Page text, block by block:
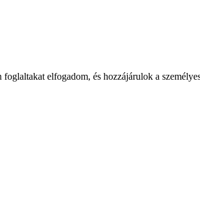
foglaltakat elfogadom, és hozzájárulok a